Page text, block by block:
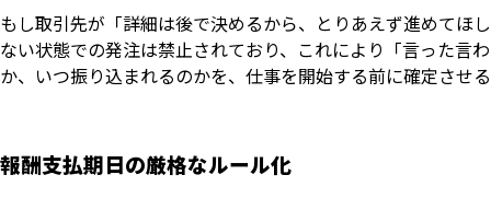
もし取引先が「詳細は後で決めるから、とりあえず進めてほ
ない状態での発注は禁止されており、これにより「言った言
か、いつ振り込まれるのかを、仕事を開始する前に確定させ
報酬支払期日の厳格なルール化